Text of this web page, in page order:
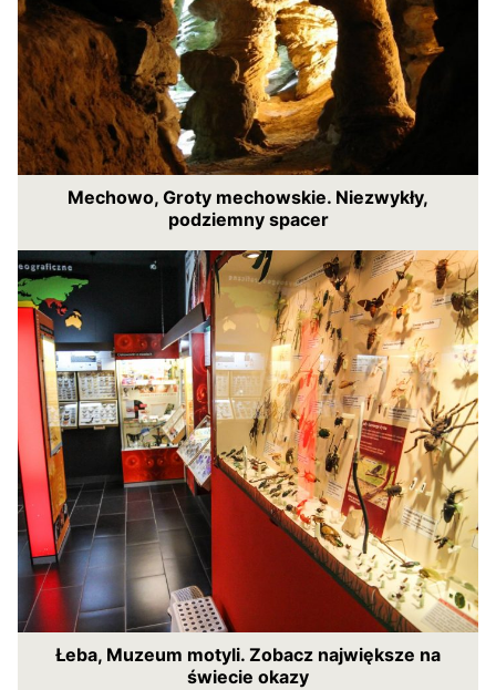
Mechowo, Groty mechowskie. Niezwykły,
podziemny spacer
Łeba, Muzeum motyli. Zobacz największe na
świecie okazy